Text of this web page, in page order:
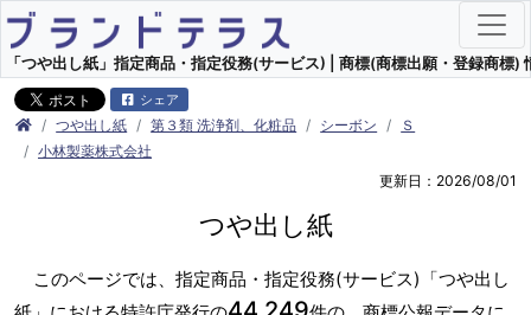
「つや出し紙」指定商品・指定役務(サービス) | 商標(商標出願・登録商標)
シェア
つや出し紙 第３類 洗浄剤、化粧品 シーボン
Ｓ
小林製薬株式会社
更新日：2026/08/01
つや出し紙
このページでは、指定商品・指定役務(サービス)「つや出し